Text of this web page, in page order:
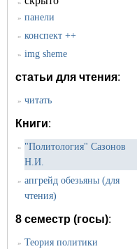
»
» панели
» конспект ++
» img sheme
статьи для чтения:
» читать
Книги:
» "Политология" Сазонов
Н.И.
» апгрейд обезьяны (для
чтения)
8 семестр (госы):
» Теория политики